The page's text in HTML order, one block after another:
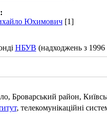
Юхимович[1]
НБУВ (надходжень з 1996
Броварський район,
, телекомунікаційні